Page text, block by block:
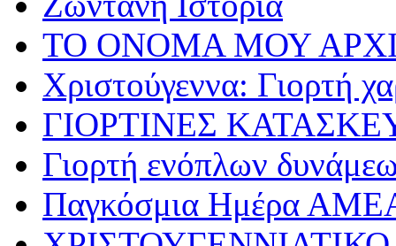
ΤΟ ΟΝΟΜΑ ΜΟΥ
Χριστούγεννα: Γιορτή
ΓΙΟΡΤΙΝΕΣ
Γιορτή ενόπλων
Παγκόσμια Ημέρα